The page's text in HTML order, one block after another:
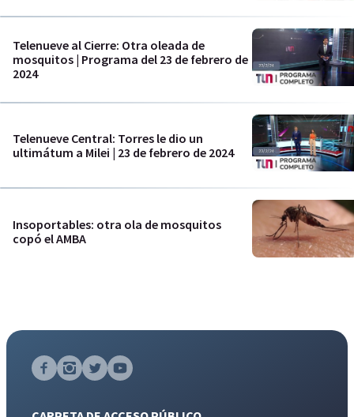
Telenueve al Cierre: Otra oleada de
mosquitos | Programa del 23 de febrero de
2024
Telenueve Central: Torres le dio un
ultimátum a Milei | 23 de febrero de 2024
Insoportables: otra ola de mosquitos
copó el AMBA